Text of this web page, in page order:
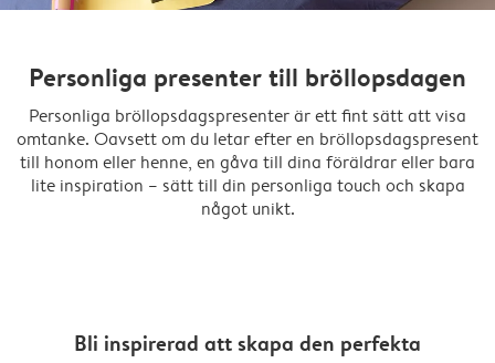
Personliga presenter till bröllopsdagen
Personliga bröllopsdagspresenter är ett fint sätt att visa
omtanke. Oavsett om du letar efter en bröllopsdagspresent
till honom eller henne, en gåva till dina föräldrar eller bara
lite inspiration – sätt till din personliga touch och skapa
något unikt.
Bli inspirerad att skapa den perfekta